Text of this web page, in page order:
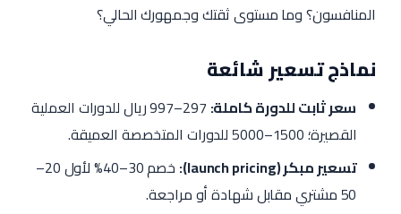
المنافسون؟ وما مستوى ثقتك وجمهورك الحالي؟
نماذج تسعير شائعة
سعر ثابت للدورة كاملة:
297–997 ريال للدورات العملية
القصيرة؛ 1500–5000 للدورات المتخصصة العميقة.
تسعير مبكر (launch pricing):
خصم 30–40% لأول 20–
50 مشتري مقابل شهادة أو مراجعة.